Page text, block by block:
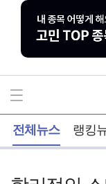
전체뉴스 랭킹